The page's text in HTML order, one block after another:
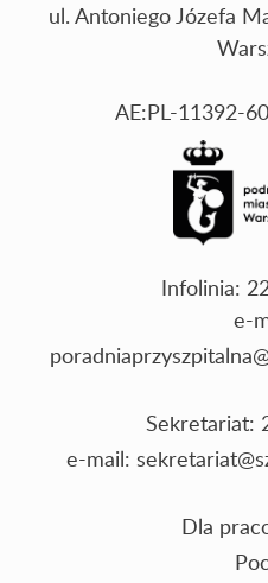
ul. Antoniego Józefa
AE:PL-11392-
Infolinia:
e-
Sekretariat:
e-mail:
Dla